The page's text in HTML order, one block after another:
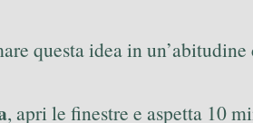
questa idea in
, apri le finestre e aspetta 10